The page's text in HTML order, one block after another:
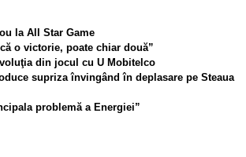
la All Star Game
o victorie, poate chiar două”
din jocul cu U Mobitelco
supriza învingând în deplasare pe Steaua
problemă a Energiei”